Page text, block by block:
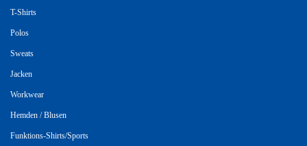
T-Shirts
Polos
Sweats
Jacken
Workwear
Hemden / Blusen
Funktions-Shirts/Sports